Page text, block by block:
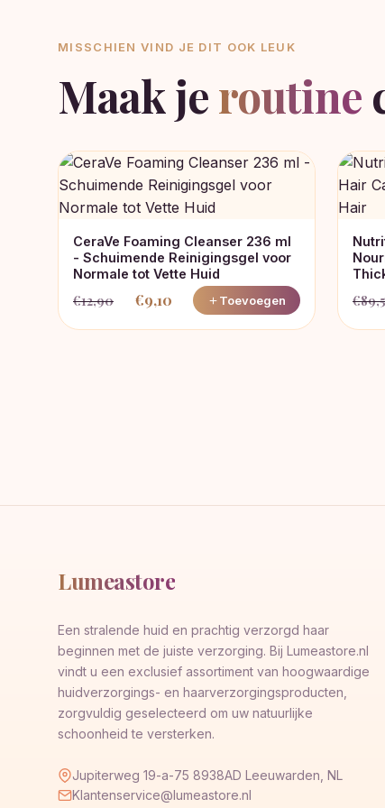
MISSCHIEN VIND JE DIT OOK LEUK
Maak jeroutine
CeraVe Foaming Cleanser 236 ml
- Schuimende Reinigingsgel voor
Normale tot Vette Huid
€12,90
Oorspronkelijke
prijs
€9,10
Huidige
prijs
Toevoegen €
prijs
prijs
Lumeastore
Een stralende huid en prachtig verzorgd haar
beginnen met de juiste verzorging. Bij Lumeastore.nl
vindt u een exclusief assortiment van hoogwaardige
huidverzorgings- en haarverzorgingsproducten,
zorgvuldig geselecteerd om uw natuurlijke
schoonheid te versterken.
Jupiterweg 19-a-75 8938AD Leeuwarden, NL
Klantenservice@lumeastore.nl